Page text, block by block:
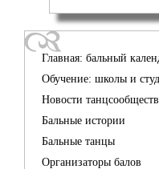
Главная: бальный
Обучение: школы и
Новости
Бальные истории
Бальные танцы
Организаторы балов